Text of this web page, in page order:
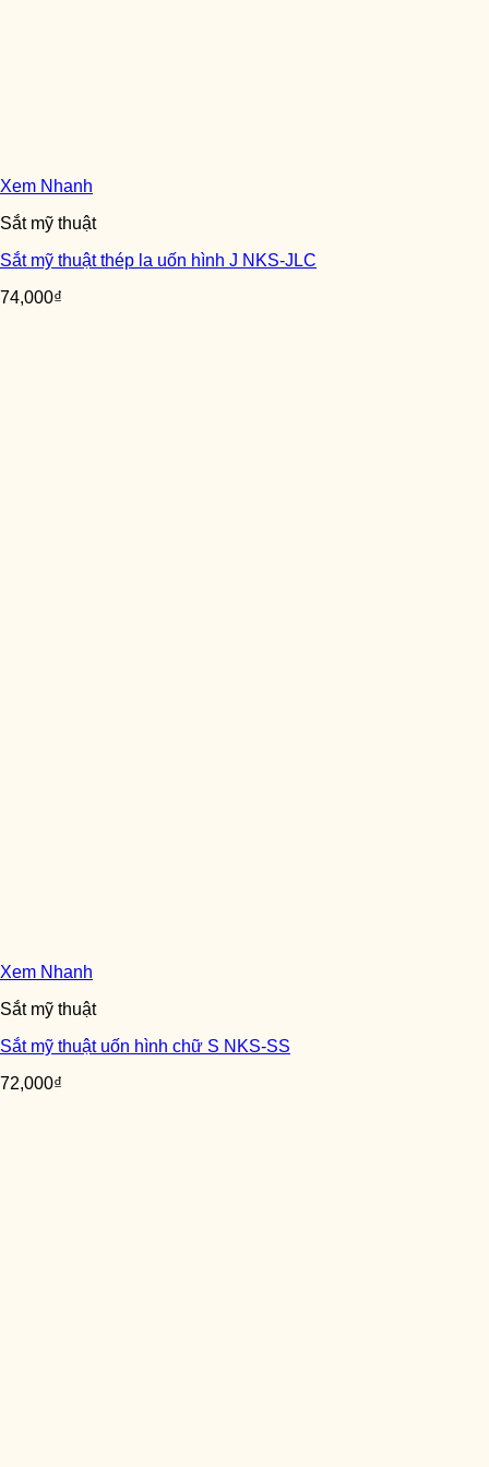
Xem Nhanh
Sắt mỹ thuật
Sắt mỹ thuật thép la uốn hình J NKS-JLC
74,000₫
Xem Nhanh
Sắt mỹ thuật
Sắt mỹ thuật uốn hình chữ S NKS-SS
72,000₫